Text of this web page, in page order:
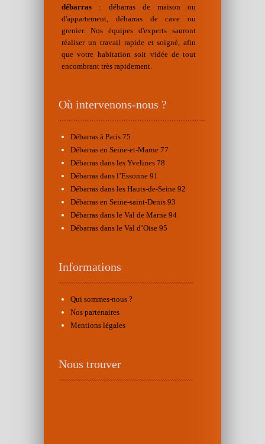
débarras : débarras de maison ou
d'appartement, débarras de cave ou
grenier. Nos équipes d'experts sauront
réaliser un travail rapide et soigné, afin
que votre habitation soit vidée de tout
encombrant très rapidement.
Où intervenons-nous ?
Débarras à Paris 75
Débarras en Seine-et-Marne 77
Débarras dans les Yvelines 78
Débarras dans l’Essonne 91
Débarras dans les Hauts-de-Seine 92
Débarras en Seine-saint-Denis 93
Débarras dans le Val de Marne 94
Débarras dans le Val d’Oise 95
Informations
Qui sommes-nous ?
Nos partenaires
Mentions légales
Nous trouver